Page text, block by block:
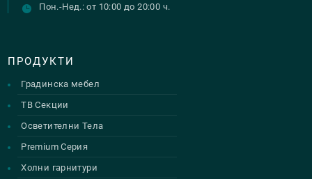
Пон.-Нед.: от 10:00 до 20:00 ч.
ПРОДУКТИ
Градинска мебел
ТВ Секции
Осветителни Тела
Premium Серия
Холни гарнитури